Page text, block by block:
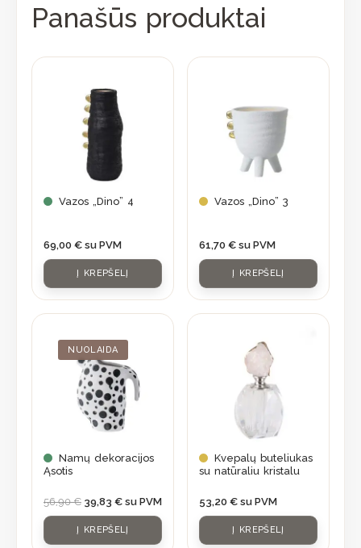
Panašūs produktai
Vazos „Dino” 4
69,00 € su PVM
Į KREPŠELĮ
Vazos „Dino” 3
61,70 € su PVM
Į KREPŠELĮ
NUOLAIDA
Namų dekoracijos
Ąsotis
56,90€
was:
56,90 €.
39,83 €
is:
su PVM
Į KREPŠELĮ
Kvepalų buteliukas
su natūraliu kristalu
53,20 € su PVM
Į KREPŠELĮ